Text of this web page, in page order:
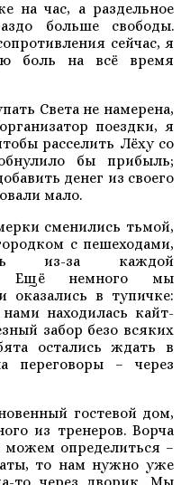
на час, а раздельное
больше свободы.
сейчас, я
боль на всё время
Света не намерена,
поездки, я
расселить Лёху со
бы прибыль;
денег из своего
мало.
сменились тьмой,
с пешеходами,
из-за каждой
Ещё немного мы
оказались в тупичке:
находилась кайт-
забор безо всяких
остались ждать в
переговоры – через
гостевой дом,
из тренеров. Ворча
можем определиться –
то нам нужно уже